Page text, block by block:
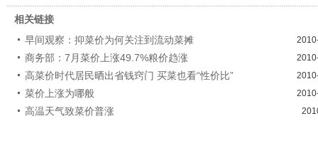
相关链接
早间观察：抑菜价为何关注到流动菜摊
商务部：7月菜价上涨49.7%粮价趋涨
高菜价时代居民晒出省钱窍门 买菜也看“性价比”
菜价上涨为哪般
高温天气致菜价普涨